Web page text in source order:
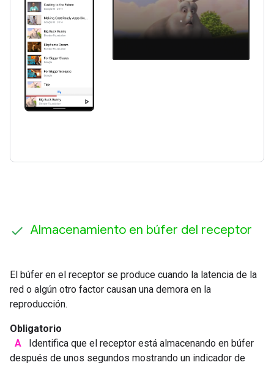
Almacenamiento en búfer del receptor
El búfer en el receptor se produce cuando la latencia de la
red o algún otro factor causan una demora en la
reproducción.
Obligatorio
A
Identifica que el receptor está almacenando en búfer
después de unos segundos mostrando un indicador de